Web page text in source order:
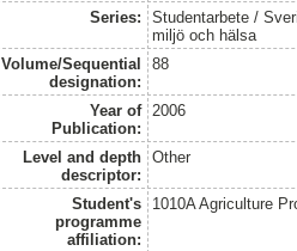
Series:
Studentarbete /
miljö och hälsa
Volume/Sequential
designation:
88
Year of
Publication:
2006
Level and depth
descriptor:
Other
Student's
programme
affiliation:
1010A Agriculture